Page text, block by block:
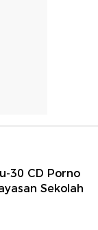
30 CD Porno
Sekolah